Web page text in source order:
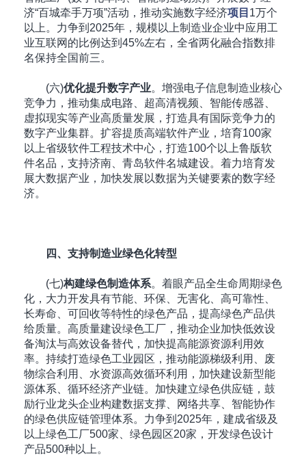
济“百城牵手万项”活动，推动实施数字经济项目 1万个
以上。力争到2025年，规模以上制造业企业中应用工
业互联网的比例达到45%左右，全省两化融合指数排
名保持全国前三。
(六)优化提升数字产业。增强电子信息制造业核心
竞争力，推动集成电路、超高清视频、智能传感器、
虚拟现实等产业高质量发展，打造具有国际竞争力的
数字产业集群。扩容提质高端软件产业，培育100家
以上省级软件工程技术中心，打造100个以上鲁版软
件名品，支持济南、青岛软件名城建设。着力培育发
展大数据产业，加快发展以数据为关键要素的数字经
济。
四、支持制造业绿色化转型
(七)构建绿色制造体系。着眼产品全生命周期绿色
化，大力开发具有节能、环保、无害化、高可靠性、
长寿命、可回收等特性的绿色产品，提高绿色产品供
给质量。高质量建设绿色工厂，推动企业加快低效设
备淘汰与高效设备替代，加快提高能源资源利用效
率。持续打造绿色工业园区，推动能源梯级利用、废
物综合利用、水资源高效循环利用，加快建设新型能
源体系、循环经济产业链。加快建立绿色供应链，鼓
励行业龙头企业构建数据支撑、网络共享、智能协作
的绿色供应链管理体系。力争到2025年，建成省级及
以上绿色工厂500家、绿色园区20家，开发绿色设计
产品500种以上。